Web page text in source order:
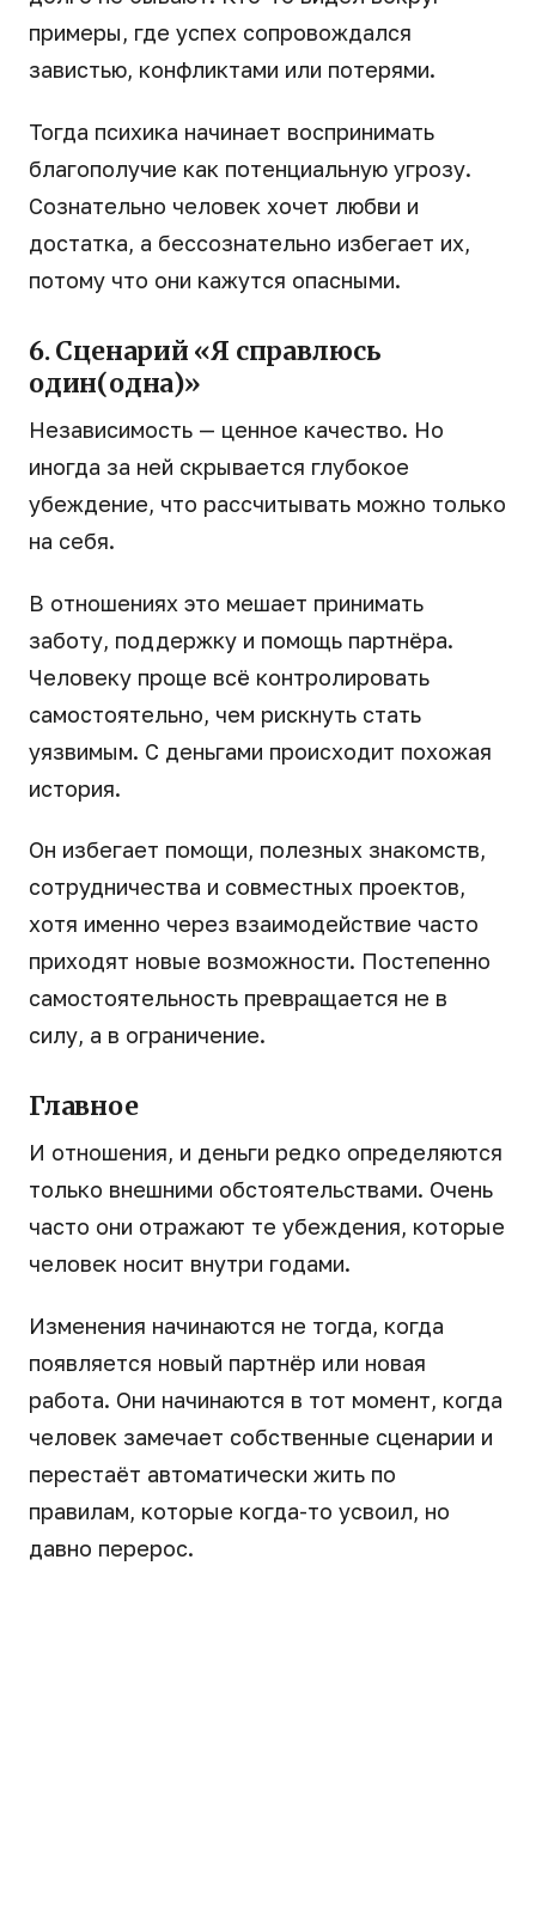
примеры, где успех сопровождался
завистью, конфликтами или потерями.
Тогда психика начинает воспринимать
благополучие как потенциальную угрозу.
Сознательно человек хочет любви и
достатка, а бессознательно избегает их,
потому что они кажутся опасными.
6. Сценарий «Я справлюсь
один(одна)»
Независимость — ценное качество. Но
иногда за ней скрывается глубокое
убеждение, что рассчитывать можно только
на себя.
В отношениях это мешает принимать
заботу, поддержку и помощь партнёра.
Человеку проще всё контролировать
самостоятельно, чем рискнуть стать
уязвимым. С деньгами происходит похожая
история.
Он избегает помощи, полезных знакомств,
сотрудничества и совместных проектов,
хотя именно через взаимодействие часто
приходят новые возможности. Постепенно
самостоятельность превращается не в
силу, а в ограничение.
Главное
И отношения, и деньги редко определяются
только внешними обстоятельствами. Очень
часто они отражают те убеждения, которые
человек носит внутри годами.
Изменения начинаются не тогда, когда
появляется новый партнёр или новая
работа. Они начинаются в тот момент, когда
человек замечает собственные сценарии и
перестаёт автоматически жить по
правилам, которые когда-то усвоил, но
давно перерос.